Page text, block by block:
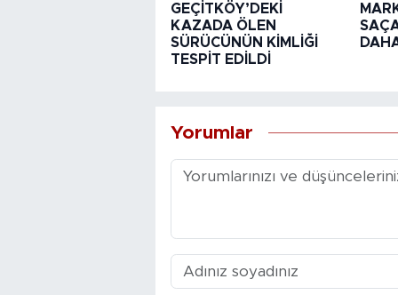
GEÇİTKÖY’DEKİ
KAZADA ÖLEN
SÜRÜCÜNÜN KİMLİĞİ
TESPİT EDİLDİ
Yorumlar